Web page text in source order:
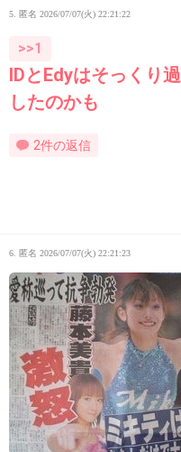
5. 匿名 2026/07/07(火) 22:21:22
>>1
IDとEdyはそっくり
したのかも
2件の返信
6. 匿名 2026/07/07(火) 22:21:23